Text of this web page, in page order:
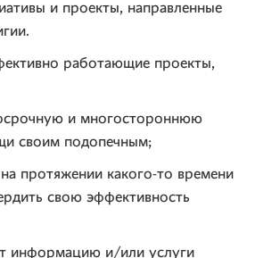
и проекты, направленные
работающие проекты,
и многостороннюю
своим подопечным;
протяжении какого-то времени
свою эффективность
информацию и/или услуги